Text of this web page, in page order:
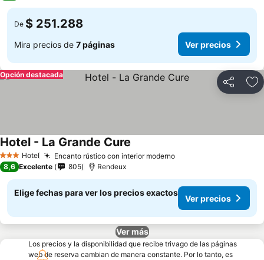
De $ 251.288
Mira precios de 7 páginas Ver precios
Compartir
Opción destacada
3 Estrellas
Hotel Encanto rústico con interior moderno
Hotel - La Grande Cure
8,6 Excelente 805 Rendeux
Elige fechas para ver los precios exactos
Ver precios
Ver más
Los precios y la disponibilidad que recibe trivago de las páginas
web de reserva cambian de manera constante. Por lo tanto, es